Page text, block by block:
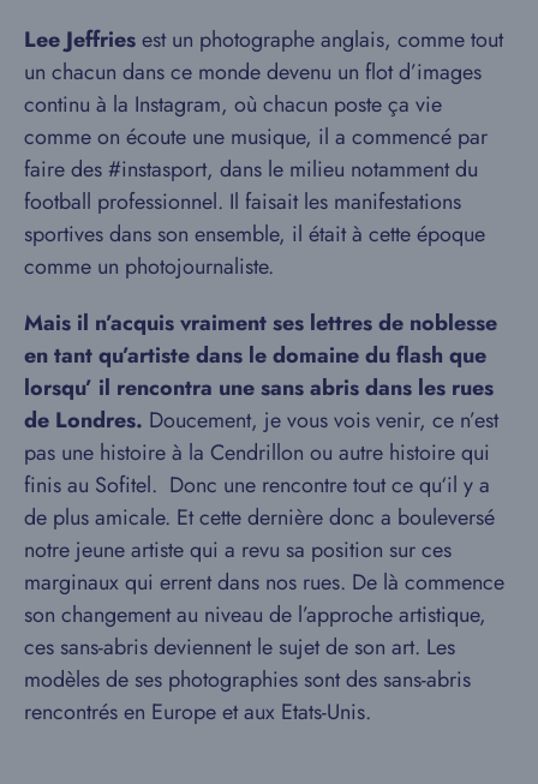
Lee Jeffriesest un photographe anglais, comme tout
un chacun dans ce monde devenu un flot d’images
continu à la Instagram, où chacun poste ça vie
comme on écoute une musique, il a commencé par
faire des #instasport, dans le milieu notamment du
football professionnel. Il faisait les manifestations
sportives dans son ensemble, il était à cette époque
comme un photojournaliste.
Mais il n’acquis vraiment ses lettres de noblesse
en tant qu’artiste dans le domaine du flash que
lorsqu’ il rencontra une sans abris dans les rues
de Londres. Doucement, je vous vois venir, ce n’est
pas une histoire à la Cendrillon ou autre histoire qui
finis au Sofitel. Donc une rencontre tout ce qu‘il y a
de plus amicale. Et cette dernière donc a bouleversé
notre jeune artiste qui a revu sa position sur ces
marginaux qui errent dans nos rues. De là commence
son changement au niveau de l’approche artistique,
ces sans-abris deviennent le sujet de son art. Les
modèles de ses photographies sont des sans-abris
rencontrés en Europe et aux Etats-Unis.